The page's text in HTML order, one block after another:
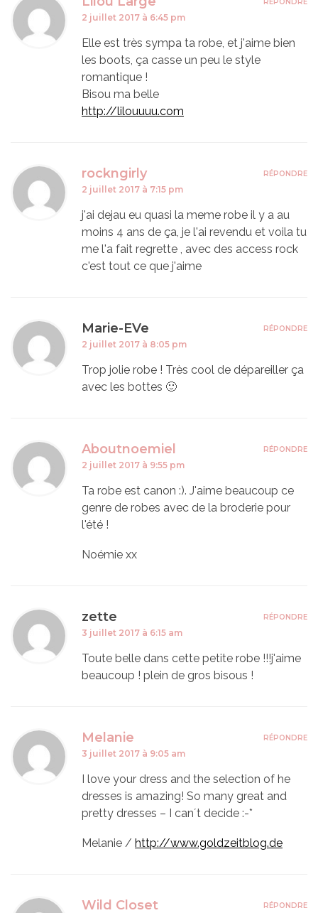
2 juillet 2017 à 6:45 pm
Elle est très sympa ta robe, et j'aime bien
les boots, ça casse un peu le style
romantique !
Bisou ma belle
http://lilouuuu.com
rockngirly
2 juillet 2017 à 7:15 pm
j'ai dejau eu quasi la meme robe il y a au
moins 4 ans de ça, je l'ai revendu et voila tu
me l'a fait regrette , avec des access rock
c'est tout ce que j'aime
RÉPONDRE
Marie-EVe
2 juillet 2017 à 8:05 pm
Trop jolie robe ! Très cool de dépareiller ça
avec les bottes 🙂
RÉPONDRE
Aboutnoemiel
2 juillet 2017 à 9:55 pm
Ta robe est canon :). J'aime beaucoup ce
genre de robes avec de la broderie pour
l'été !
Noémie xx
RÉPONDRE
zette
3 juillet 2017 à 6:15 am
Toute belle dans cette petite robe !!!j'aime
beaucoup ! plein de gros bisous !
RÉPONDRE
Melanie
3 juillet 2017 à 9:05 am
I love your dress and the selection of he
dresses is amazing! So many great and
pretty dresses – I can´t decide :-*
Melanie / http://www.goldzeitblog.de
RÉPONDRE
Wild Closet RÉPONDRE